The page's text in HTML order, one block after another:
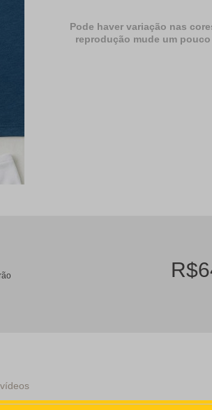
Pode haver variação nas
reprodução mude um